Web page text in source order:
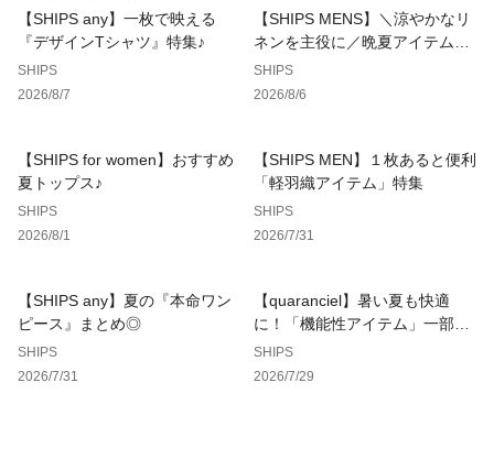
生地の厚み：普通
伸縮性：有
水洗い：可
----------------------------
【注意事項】
※末永く愛用頂く為に、アテンションタグ・洗濯ネームを必ず
ご確認の上、着用又はお取り扱いください。
※撮影環境による光の当たり具合やパソコン・スマートフォン
商品の色味は商品単体で撮影した画像をご参照ください。
※画像の商品はサンプルです。
実際の商品と仕様、加工、サイズが若干異なる場合がござい
【SHIPS any】一枚で映える
『デザインTシャツ』特集♪
SHIPS
2026/8/7
【SHIPS MENS】＼涼やかなリ
ネンを主役に／晩夏アイテム特
集
SHIPS
2026/8/6
【SHIPS for women】おすすめ
夏トップス♪
SHIPS
2026/8/1
【SHIPS MEN】１枚あると便利
「軽羽織アイテム」特集
SHIPS
2026/7/31
【SHIPS any】夏の『本命ワン
ピース』まとめ◎
SHIPS
2026/7/31
【quaranciel】暑い夏も快適
に！「機能性アイテム」一部SA
LEも◎
SHIPS
2026/7/29